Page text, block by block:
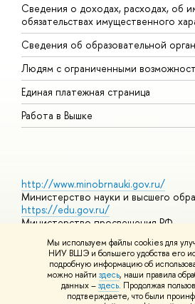
Мы используем файлы cookies для
НИУ ВШЭ и большего удобства его
подробную информацию об
можно найти здесь, наши правила
данных –здесь. Продолжая
подтверждаете, что были
Сведения о доходах, расходах, об
обязательствах имущественного
Сведения об образовательной
Людям с ограниченными
Единая платежная страница
Работа в Вышке
http://www.minobrnauki.gov.ru/
Министерство науки и высшего
https://edu.gov.ru/
Министерство просвещения РФ
Массовые открытые онлайн-курсы
© НИУ ВШЭ 1993–2026 Адреса и
использования материалов Политика